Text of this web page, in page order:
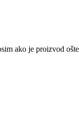
ako je proizvod